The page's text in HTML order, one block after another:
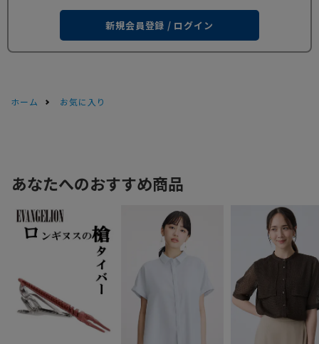
新規会員登録 / ログイン
ホーム お気に入り